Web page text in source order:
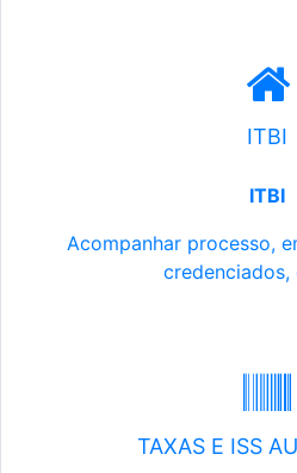
ITBI
ITBI
Acompanhar processo,
credenciados,
TAXAS E ISS